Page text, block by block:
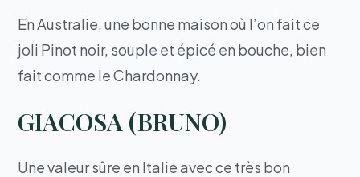
En Australie, une bonne maison où l’on fait ce
joli Pinot noir, souple et épicé en bouche, bien
fait comme le Chardonnay.
GIACOSA (BRUNO)
Une valeur sûre en Italie avec ce très bon